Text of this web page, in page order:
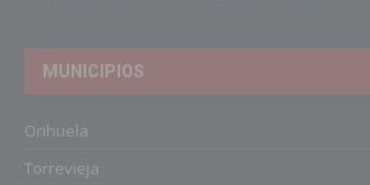
MUNICIPIOS
Orihuela
Torrevieja